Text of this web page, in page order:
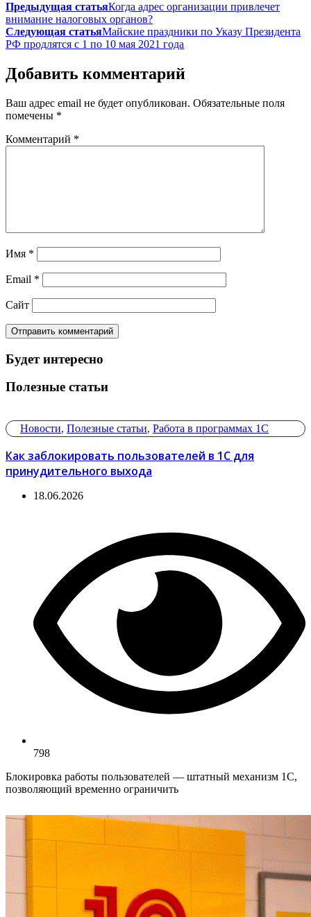
Предыдущая статьяКогда адрес организации привлечет
внимание налоговых органов?
Следующая статьяМайские праздники по Указу Президента
РФ продлятся с 1 по 10 мая 2021 года
Добавить комментарий
Ваш адрес email не будет опубликован. Обязательные поля
помечены *
Комментарий *
Имя *
Email *
Сайт
Будет интересно
Полезные статьи
Новости, Полезные статьи, Работа в программах 1С
Как заблокировать пользователей в 1С для
принудительного выхода
18.06.2026
798
Блокировка работы пользователей — штатный механизм 1С,
позволяющий временно ограничить